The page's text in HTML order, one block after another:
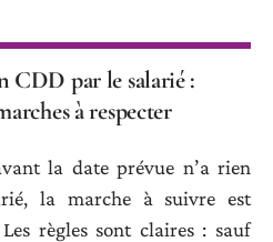
CDD par le salarié :
à respecter
la date prévue n’a rien
la marche à suivre est
règles sont claires : sauf